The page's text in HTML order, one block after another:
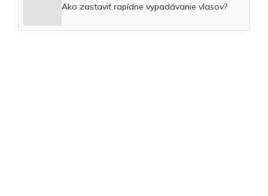
Ako zastaviť rapídne vypadávanie vlasov?